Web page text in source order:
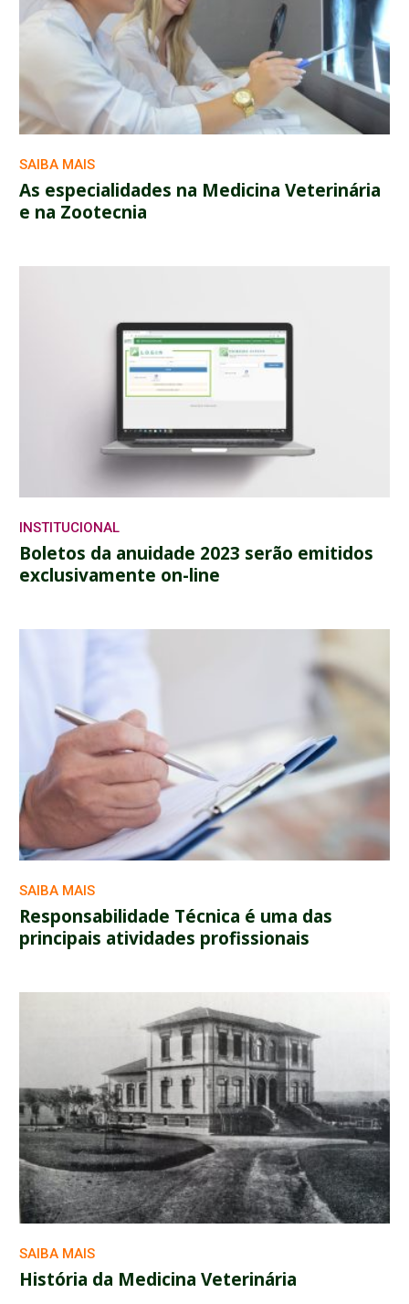
SAIBA MAIS
As especialidades na Medicina Veterinária
e na Zootecnia
INSTITUCIONAL
Boletos da anuidade 2023 serão emitidos
exclusivamente on-line
SAIBA MAIS
Responsabilidade Técnica é uma das
principais atividades profissionais
SAIBA MAIS
História da Medicina Veterinária